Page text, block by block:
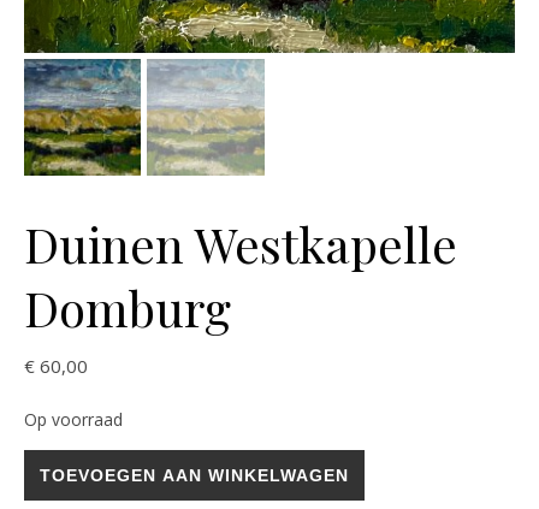
Duinen Westkapelle
Domburg
€ 60,00
Op voorraad
TOEVOEGEN AAN WINKELWAGEN